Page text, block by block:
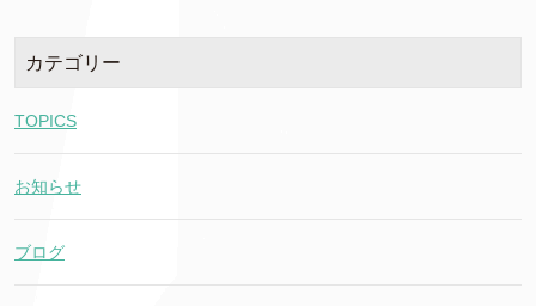
カテゴリー
TOPICS
お知らせ
ブログ